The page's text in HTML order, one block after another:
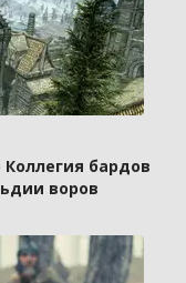
бардов
воров